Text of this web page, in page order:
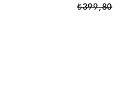
₺399,80